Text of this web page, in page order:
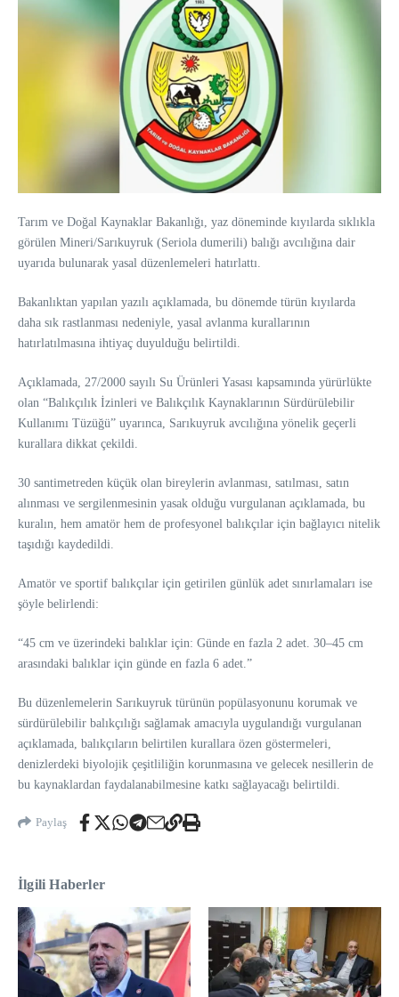
Tarım ve Doğal Kaynaklar Bakanlığı, yaz döneminde kıyılarda sıklıkla
görülen Mineri/Sarıkuyruk (Seriola dumerili) balığı avcılığına dair
uyarıda bulunarak yasal düzenlemeleri hatırlattı.
Bakanlıktan yapılan yazılı açıklamada, bu dönemde türün kıyılarda
daha sık rastlanması nedeniyle, yasal avlanma kurallarının
hatırlatılmasına ihtiyaç duyulduğu belirtildi.
Açıklamada, 27/2000 sayılı Su Ürünleri Yasası kapsamında yürürlükte
olan “Balıkçılık İzinleri ve Balıkçılık Kaynaklarının Sürdürülebilir
Kullanımı Tüzüğü” uyarınca, Sarıkuyruk avcılığına yönelik geçerli
kurallara dikkat çekildi.
30 santimetreden küçük olan bireylerin avlanması, satılması, satın
alınması ve sergilenmesinin yasak olduğu vurgulanan açıklamada, bu
kuralın, hem amatör hem de profesyonel balıkçılar için bağlayıcı nitelik
taşıdığı kaydedildi.
Amatör ve sportif balıkçılar için getirilen günlük adet sınırlamaları ise
şöyle belirlendi:
“45 cm ve üzerindeki balıklar için: Günde en fazla 2 adet. 30–45 cm
arasındaki balıklar için günde en fazla 6 adet.”
Bu düzenlemelerin Sarıkuyruk türünün popülasyonunu korumak ve
sürdürülebilir balıkçılığı sağlamak amacıyla uygulandığı vurgulanan
açıklamada, balıkçıların belirtilen kurallara özen göstermeleri,
denizlerdeki biyolojik çeşitliliğin korunmasına ve gelecek nesillerin de
bu kaynaklardan faydalanabilmesine katkı sağlayacağı belirtildi.
Paylaş
İlgili Haberler